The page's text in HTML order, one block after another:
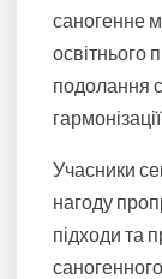
саногенне
освітнього
подолання
Учасники
нагоду
підходи та